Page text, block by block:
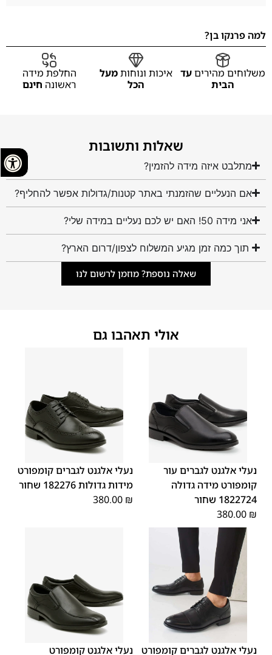
למה פרנקו בן?
משלוחים מהיריםעד
הבית
איכות ונוחותמעל
הכל
החלפת מידה
ראשונה חינם
שאלות ותשובות
מתלבט איזה מידה להזמין?
אם הנעליים שהזמנתי באתר קטנות/גדולות אפשר להחליף?
אני מידה 50! האם יש לכם נעליים במידה שלי?
תוך כמה זמן מגיע המשלוח לצפון/דרום הארץ?
שאלה נוספת? מוזמן לרשום לנו
אולי תאהבו גם
נעלי אלגנט לגברים עור
קומפורט מידה גדולה
1822724 שחור
380.00 ₪
נעלי אלגנט לגברים קומפורט
מידות גדולות 182276 שחור
380.00 ₪
47
48
נעלי אלגנט לגברים קומפורט
נעלי אלגנט קומפורט